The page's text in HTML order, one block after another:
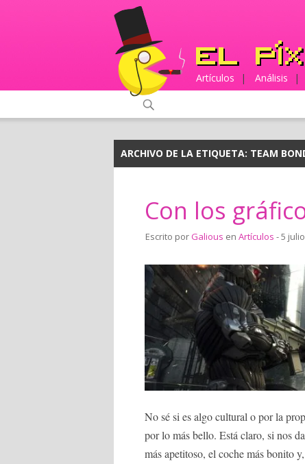
Artículos | Análisis |
ARCHIVO DE LA ETIQUETA: TEAM
Con los
Escrito por Galious en Artículos - 5
No sé si es algo cultural o por la
por lo más bello. Está claro, si nos
más apetitoso, el coche más bonito